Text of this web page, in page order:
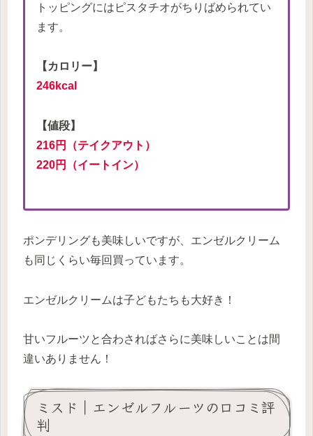
トッピングにはピスタチオがちりばめられてい
ます。
【カロリー】
246kcal
【値段】
216円（テイクアウト）
220円（イートイン）
ポンデリングも美味しいですが、エンゼルクリーム
も同じくらい毎回買っています。
エンゼルクリームは子どもたちも大好き！
甘いフルーツと合わさればさらに美味しいことは間
違いありません！
ミスド｜エンゼルフルーツの口コミ評
判